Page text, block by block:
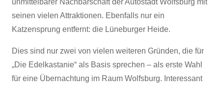
seinen vielen Attraktionen. Ebenfalls nur ein
Katzensprung entfernt: die Lüneburger Heide.
Dies sind nur zwei von vielen weiteren Gründen, die für
„Die Edelkastanie“ als Basis sprechen – als erste Wahl
für eine Übernachtung im Raum Wolfsburg. Interessant